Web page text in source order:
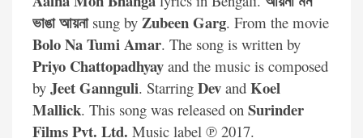
ভাঙা আয়নাsung by Zubeen Garg. From the movie
Bolo Na Tumi Amar. The song is written by
Priyo Chattopadhyay and the music is composed
by Jeet Gannguli. Starring Dev and Koel
Mallick. This song was released on Surinder
Films Pvt. Ltd. Music label ℗ 2017.